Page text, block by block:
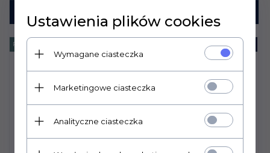
PROMOCJA 20
Ustawienia plików cookies
Wymagane ciasteczka
Marketingowe ciasteczka
Analityczne ciasteczka